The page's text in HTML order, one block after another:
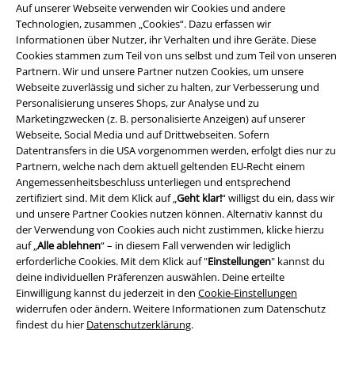
Auf unserer Webseite verwenden wir Cookies und andere
Technologien, zusammen „Cookies“. Dazu erfassen wir
Informationen über Nutzer, ihr Verhalten und ihre Geräte. Diese
Cookies stammen zum Teil von uns selbst und zum Teil von unseren
Partnern. Wir und unsere Partner nutzen Cookies, um unsere
Webseite zuverlässig und sicher zu halten, zur Verbesserung und
Personalisierung unseres Shops, zur Analyse und zu
Marketingzwecken (z. B. personalisierte Anzeigen) auf unserer
Webseite, Social Media und auf Drittwebseiten. Sofern
Datentransfers in die USA vorgenommen werden, erfolgt dies nur zu
Partnern, welche nach dem aktuell geltenden EU-Recht einem
Angemessenheitsbeschluss unterliegen und entsprechend
zertifiziert sind. Mit dem Klick auf „Geht klar!“ willigst du ein, dass wir
und unsere Partner Cookies nutzen können. Alternativ kannst du
der Verwendung von Cookies auch nicht zustimmen, klicke hierzu
auf „Alle ablehnen“ – in diesem Fall verwenden wir lediglich
erforderliche Cookies. Mit dem Klick auf "Einstellungen" kannst du
deine individuellen Präferenzen auswählen. Deine erteilte
Einwilligung kannst du jederzeit in den Cookie-Einstellungen
widerrufen oder ändern. Weitere Informationen zum Datenschutz
findest du hier Datenschutzerklärung.
Rechtliches
AGB
Impressum
Datenschutz
Entsorgung und Umweltschutz